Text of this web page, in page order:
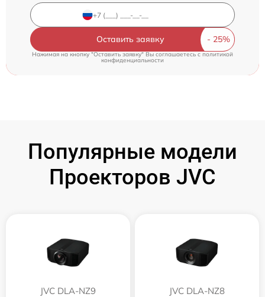
Оставить заявку
Нажимая на кнопку "Оставить заявку" Вы соглашаетесь cполитикой
конфиденциальности
Популярные модели
Проекторов JVC
JVC DLA-NZ9 JVC DLA-NZ8